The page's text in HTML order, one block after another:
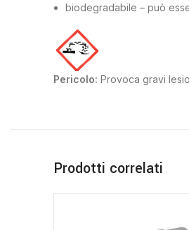
biodegradabile – può
Pericolo: Provoca gravi
Prodotti correlati